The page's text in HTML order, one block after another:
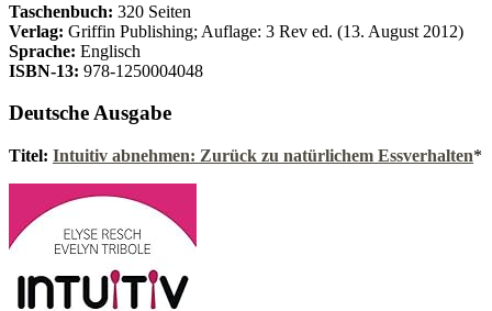
Taschenbuch: 320 Seiten
Verlag: Griffin Publishing; Auflage: 3 Rev ed. (13. August 2012)
Sprache: Englisch
ISBN-13: 978-1250004048
Deutsche Ausgabe
Titel: Intuitiv abnehmen: Zurück zu natürlichem Essverhalten*